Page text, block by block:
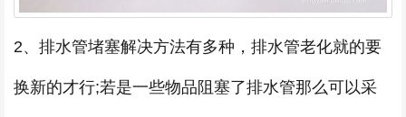
2、排水管堵塞解决方法有多种，排水管老化就的要
换新的才行;若是一些物品阻塞了排水管那么可以采